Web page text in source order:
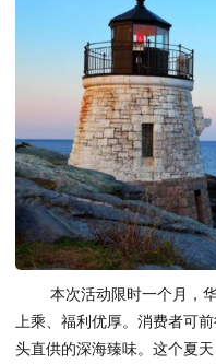
本次活动限时一个月，
上乘、福利优厚。消费者可
头直供的深海臻味。这个夏